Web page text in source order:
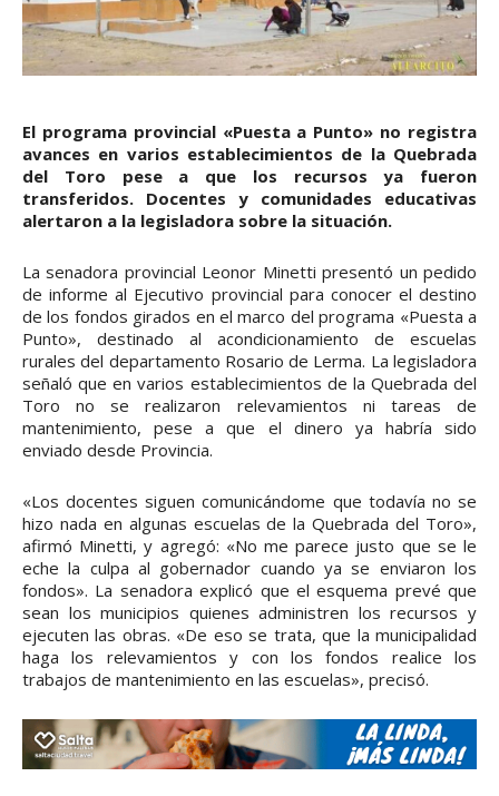
El programa provincial «Puesta a Punto» no registra
avances en varios establecimientos de la Quebrada
del Toro pese a que los recursos ya fueron
transferidos. Docentes y comunidades educativas
alertaron a la legisladora sobre la situación.
La senadora provincial Leonor Minetti presentó un pedido
de informe al Ejecutivo provincial para conocer el destino
de los fondos girados en el marco del programa «Puesta a
Punto», destinado al acondicionamiento de escuelas
rurales del departamento Rosario de Lerma. La legisladora
señaló que en varios establecimientos de la Quebrada del
Toro no se realizaron relevamientos ni tareas de
mantenimiento, pese a que el dinero ya habría sido
enviado desde Provincia.
«Los docentes siguen comunicándome que todavía no se
hizo nada en algunas escuelas de la Quebrada del Toro»,
afirmó Minetti, y agregó: «No me parece justo que se le
eche la culpa al gobernador cuando ya se enviaron los
fondos». La senadora explicó que el esquema prevé que
sean los municipios quienes administren los recursos y
ejecuten las obras. «De eso se trata, que la municipalidad
haga los relevamientos y con los fondos realice los
trabajos de mantenimiento en las escuelas», precisó.